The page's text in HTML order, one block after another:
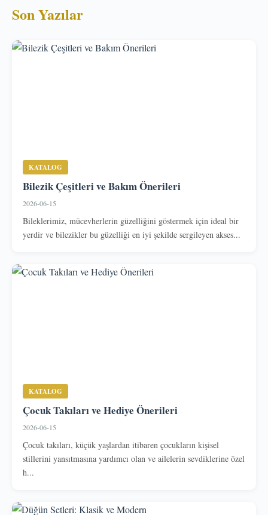
Son Yazılar
KATALOG
Bilezik Çeşitleri ve Bakım Önerileri
2026-06-15
Bileklerimiz, mücevherlerin güzelliğini göstermek için ideal bir
yerdir ve bilezikler bu güzelliği en iyi şekilde sergileyen akses...
KATALOG
Çocuk Takıları ve Hediye Önerileri
2026-06-15
Çocuk takıları, küçük yaşlardan itibaren çocukların kişisel
stillerini yansıtmasına yardımcı olan ve ailelerin sevdiklerine özel
h...